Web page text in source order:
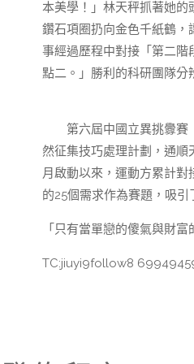
本美學！」林天秤抓著她的
鑽石項圈扔向金色千紙鶴，
事經過歷程中對接「第二
點二。」勝利的科研團隊分
第六屆中國立異挑釁賽（
然征集技巧處理計劃，通
月啟動以來，運動方累計對
的25個需求作為賽題，吸
「只有當單戀的傻氣與財
TC:jiuyi9follow8